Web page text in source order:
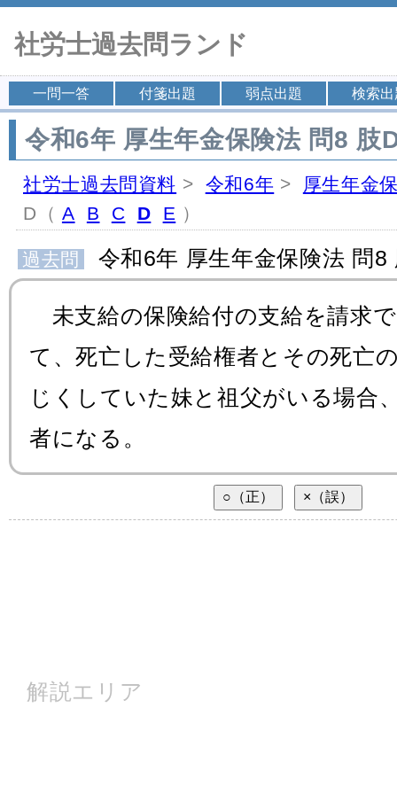
社労士過去問ランド
一問一答 付箋出題 弱点出題 検索出
令和6年 厚生年金保険法 問8 肢
社労士過去問資料 > 令和6年 > 厚生年金
D（ A B C D E ）
過去問 令和6年 厚生年金保険法 問8
未支給の保険給付の支給を請求
て、死亡した受給権者とその死亡
じくしていた妹と祖父がいる場合
者になる。
解説エリア